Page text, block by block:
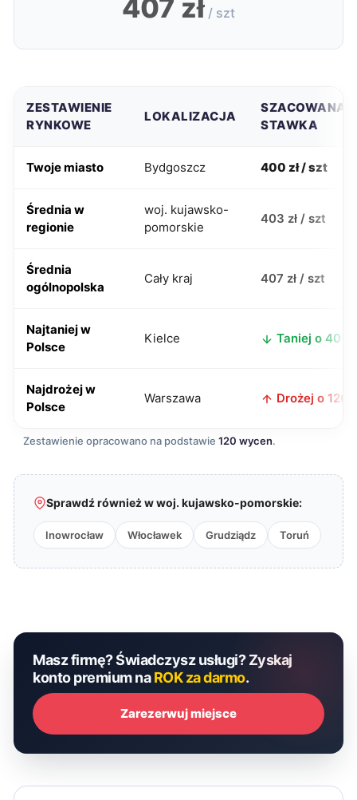
407 zł / szt
ZESTAWIENIE
RYNKOWE
LOKALIZACJA
SZACOWANA
STAWKA
Twoje miasto Bydgoszcz 400 zł / szt
Średnia w
regionie
woj. kujawsko-
pomorskie
403 zł / szt
Średnia
ogólnopolska
Cały kraj 407 zł / szt
Najtaniej w
Polsce
Kielce Taniej o 40 zł
Najdrożej w
Polsce
Warszawa Drożej o 120
Zestawienie opracowano na podstawie 120 wycen.
Sprawdź również w woj. kujawsko-pomorskie:
Inowrocław Włocławek Grudziądz Toruń
Masz firmę? Świadczysz usługi? Zyskaj
konto premium naROK za darmo.
Zarezerwuj miejsce